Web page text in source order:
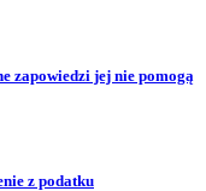
zapowiedzi jej nie pomogą
z podatku